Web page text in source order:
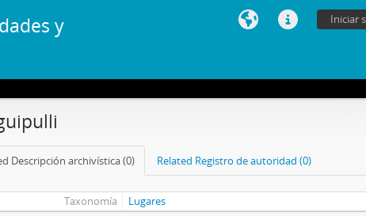
y
Iniciar
Descripción archivística (0) Related Registro de autoridad (0)
Taxonomía Lugares